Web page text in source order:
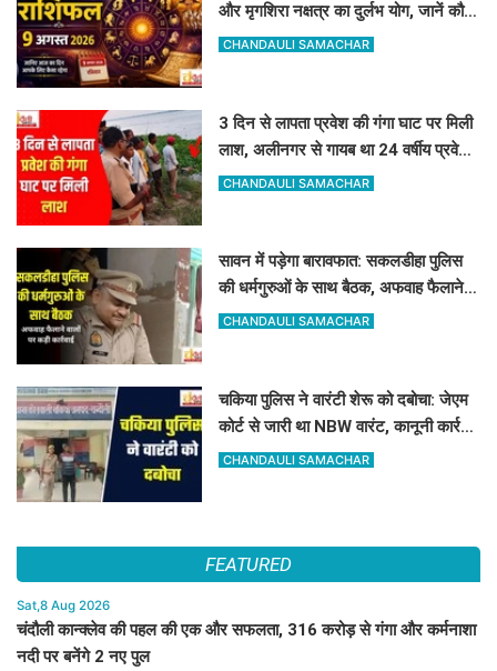
और मृगशिरा नक्षत्र का दुर्लभ योग, जानें कौन
सी राशियां होंगी मालामाल
CHANDAULI SAMACHAR
3 दिन से लापता प्रवेश की गंगा घाट पर मिली
लाश, अलीनगर से गायब था 24 वर्षीय प्रवेश
कुमार
CHANDAULI SAMACHAR
सावन में पड़ेगा बारावफात: सकलडीहा पुलिस
की धर्मगुरुओं के साथ बैठक, अफवाह फैलाने
वालों को चेतावनी
CHANDAULI SAMACHAR
चकिया पुलिस ने वारंटी शेरू को दबोचा: जेएम
कोर्ट से जारी था NBW वारंट, कानूनी कार्रवाई
शुरू
CHANDAULI SAMACHAR
FEATURED
Sat,8 Aug 2026
चंदौली कान्क्लेव की पहल की एक और सफलता, 316 करोड़ से गंगा और कर्मनाशा
नदी पर बनेंगे 2 नए पुल